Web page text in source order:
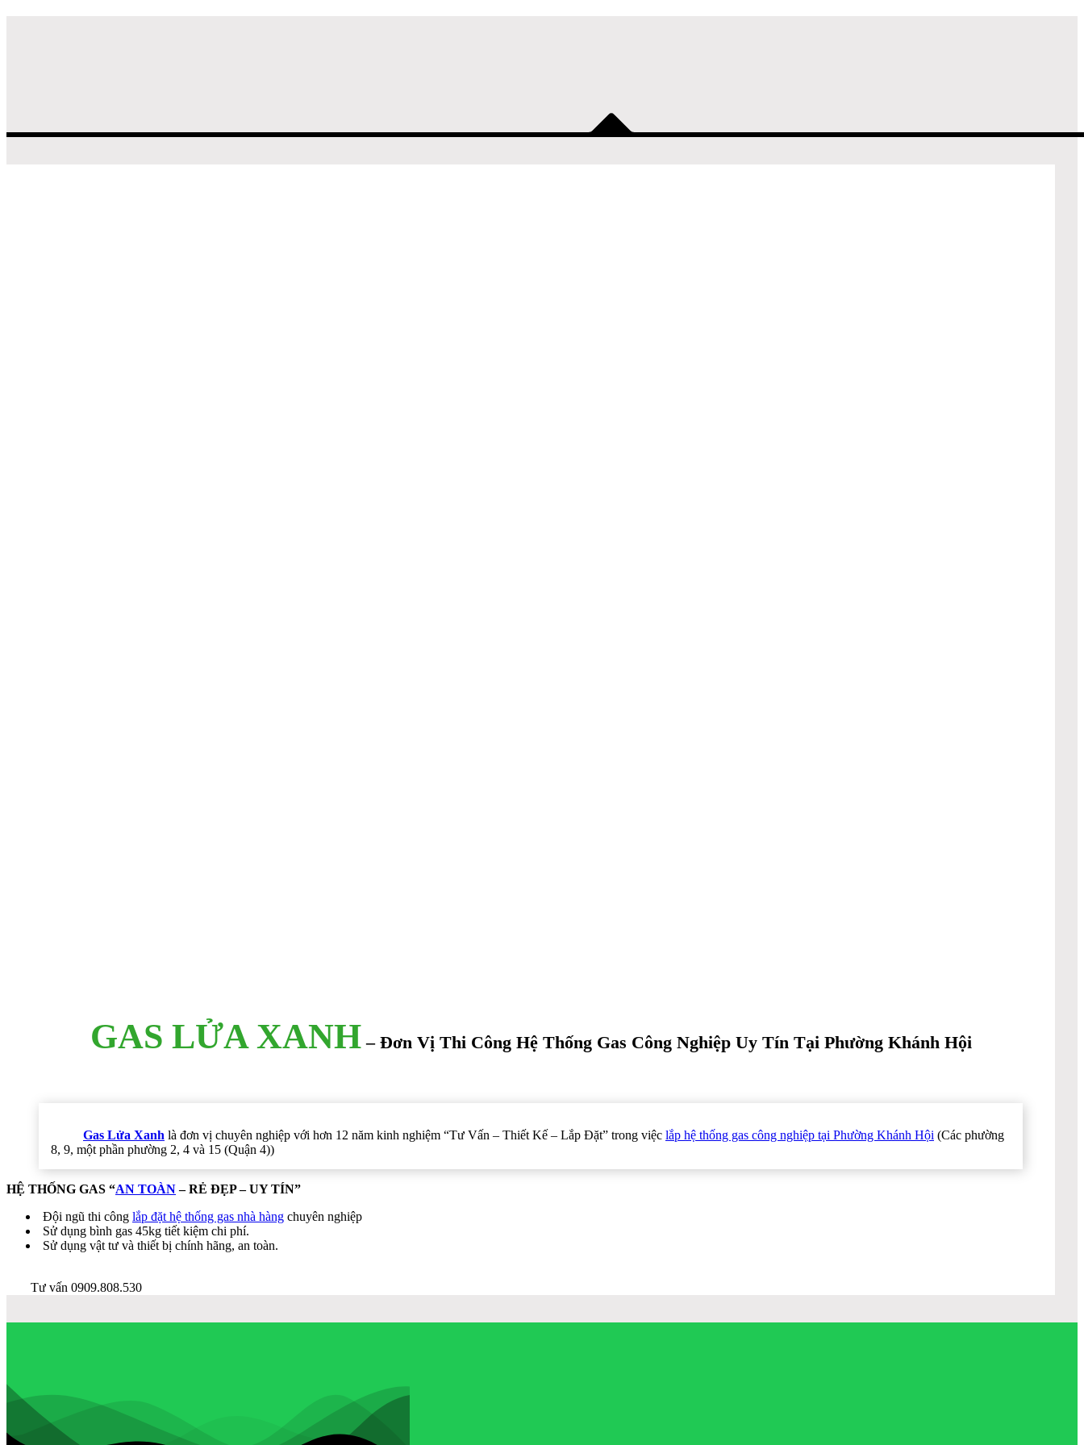
GAS LỬA XANH– Đơn Vị Thi Công Hệ Thống Gas Công Nghiệp Uy Tín Tại Phường Khánh Hội
Gas Lửa Xanh là đơn vị chuyên nghiệp với hơn 12 năm kinh nghiệm “Tư Vấn – Thiết Kế – Lắp Đặt” trong việc lắp hệ thống gas công nghiệp tại Phường Khánh Hội (Các phường
8, 9, một phần phường 2, 4 và 15 (Quận 4))
HỆ THỐNG GAS “AN TOÀN– RẺ ĐẸP – UY TÍN”
Đội ngũ thi công lắp đặt hệ thống gas nhà hàng chuyên nghiệp
Sử dụng bình gas 45kg tiết kiệm chi phí.
Sử dụng vật tư và thiết bị chính hãng, an toàn.
Tư vấn 0909.808.530